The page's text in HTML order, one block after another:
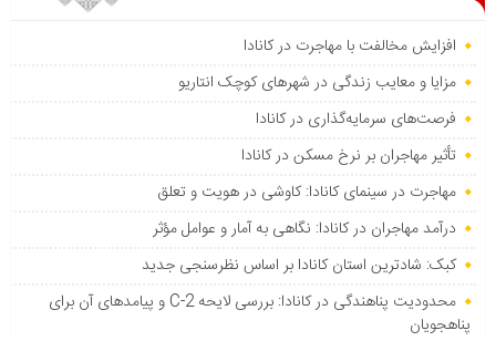
افزایش مخالفت با مهاجرت در کانادا
مزایا و معایب زندگی در شهرهای کوچک انتاریو
فرصت‌های سرمایه‌گذاری در کانادا
تأثیر مهاجران بر نرخ مسکن در کانادا
مهاجرت در سینمای کانادا: کاوشی در هویت و تعلق
درآمد مهاجران در کانادا: نگاهی به آمار و عوامل مؤثر
کبک: شادترین استان کانادا بر اساس نظرسنجی جدید
محدودیت پناهندگی در کانادا: بررسی لایحه C-2 و پیامدهای آن برای
پناهجویان